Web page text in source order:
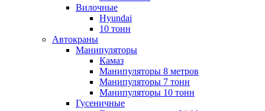
Вилочные
Hyundai
10 тонн
Автокраны
Манипуляторы
Камаз
Манипуляторы 8 метров
Манипуляторы 7 тонн
Манипуляторы 10 тонн
Гусеничные